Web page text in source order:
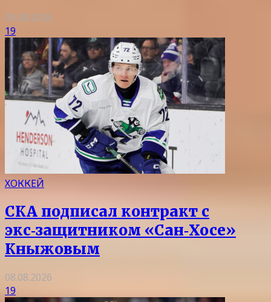
09.08.2026
19
ХОККЕЙ
СКА подписал контракт с
экс‑защитником «Сан‑Хосе»
Кныжовым
08.08.2026
19